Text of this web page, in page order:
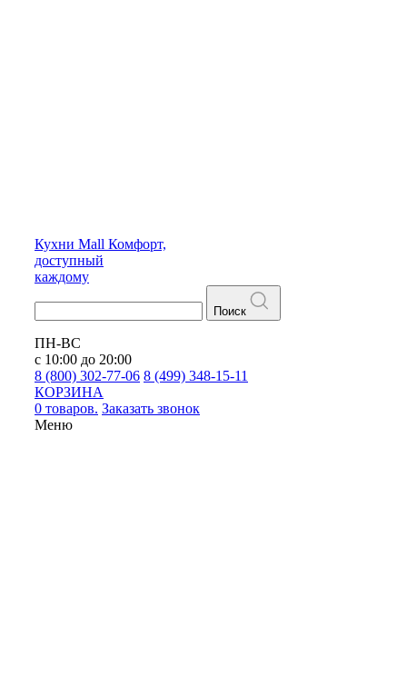
Кухни Mall Комфорт,
доступный
каждому
Поиск
ПН-ВС
с 10:00 до 20:00
8 (800) 302-77-06 8 (499) 348-15-11
КОРЗИНА
0 товаров. Заказать звонок
Меню